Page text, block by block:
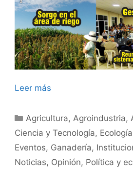
Leer más
Categorías
Agricultura,Agroindustria,
Ciencia y Tecnología, Ecología
Eventos, Ganadería,
Noticias, Opinión, Política y